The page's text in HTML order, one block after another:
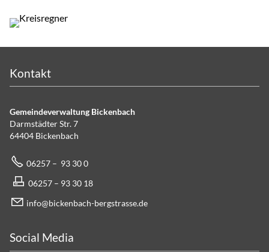
Kontakt
Gemeindeverwaltung Bickenbach
Darmstädter Str. 7
64404 Bickenbach
06257 – 93 30 0
06257 – 93 30 18
info@bickenbach-bergstrasse.de
Social Media